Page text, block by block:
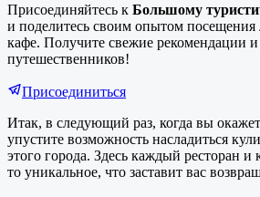
Присоединяйтесь к Большому
и поделитесь своим опытом посещения
кафе. Получите свежие рекомендации
путешественников!
Присоединиться
Итак, в следующий раз, когда вы
упустите возможность насладиться
этого города. Здесь каждый ресторан и
то уникальное, что заставит вас